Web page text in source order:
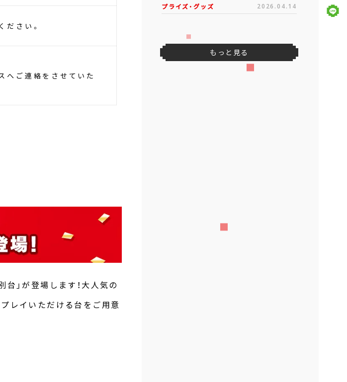
ださい。
へご連絡をさせていた
」が登場します！大人気の
レイいただける台をご用意
プライズ・グッズ 2026.04.14
もっと見る